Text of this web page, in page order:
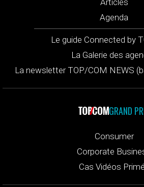
Agenda
Le guide Connected by
La Galerie des
La newsletter TOP/COM NEWS
GRAND
Consumer
Corporate
Cas Vidéos